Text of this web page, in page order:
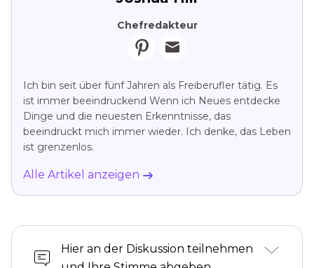
Chefredakteur
Ich bin seit über fünf Jahren als Freiberufler tätig. Es
ist immer beeindruckend Wenn ich Neues entdecke
Dinge und die neuesten Erkenntnisse, das
beeindruckt mich immer wieder. Ich denke, das Leben
ist grenzenlos.
Alle Artikel anzeigen
Hier an der Diskussion teilnehmen